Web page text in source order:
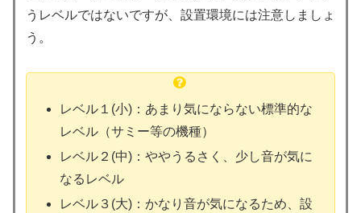
うレベルではないですが、設置環境には注意しましょ
う。
レベル１(小)：あまり気にならない標準的な
レベル（サミー等の機種）
レベル２(中)：ややうるさく、少し音が気に
なるレベル
レベル３(大)：かなり音が気になるため、設